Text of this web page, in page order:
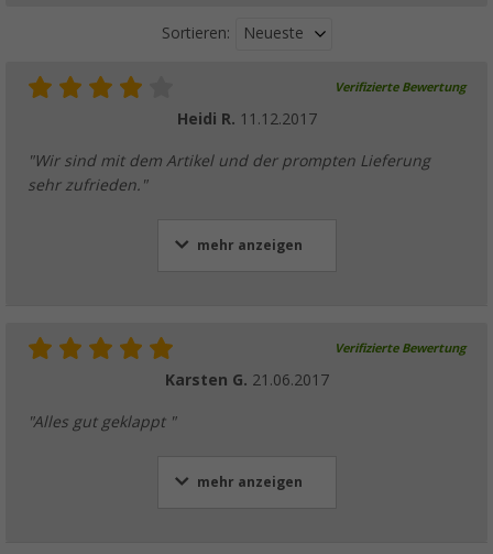
Sortieren: Neueste
Verifizierte Bewertung
Heidi R. 11.12.2017
"Wir sind mit dem Artikel und der prompten Lieferung
sehr zufrieden."
mehr anzeigen
Verifizierte Bewertung
Karsten G. 21.06.2017
"Alles gut geklappt "
mehr anzeigen